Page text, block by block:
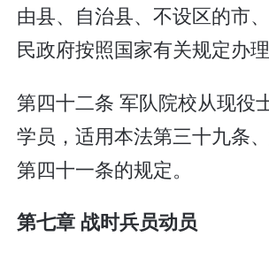
由县、自治县、不设区的市
民政府按照国家有关规定办理
第四十二条 军队院校从现役
学员，适用本法第三十九条、
第四十一条的规定。
第七章 战时兵员动员